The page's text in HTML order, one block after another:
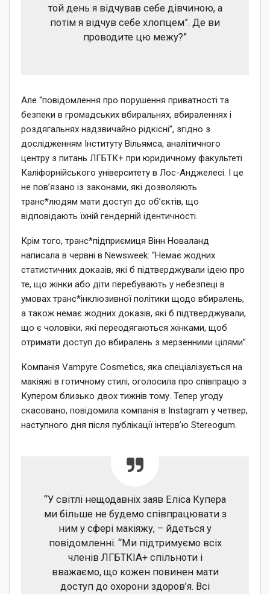
той день я відчував себе дівчиною, а
потім я відчув себе хлопцем”. Де ви
проводите цю межу?”
Але “повідомлення про порушення приватності та
безпеки в громадських вбиральнях, вбираленнях і
роздягальнях надзвичайно рідкісні”, згідно з
дослідженням Інституту Вільямса, аналітичного
центру з питань ЛГБТК+ при юридичному факультеті
Каліфорнійського університету в Лос-Анджелесі. І це
не пов’язано із законами, які дозволяють
транс*людям мати доступ до об’єктів, що
відповідають їхній гендерній ідентичності.
Крім того, транс*підприємиця Вінн Новаланд
написала в червні в Newsweek: “Немає жодних
статистичних доказів, які б підтверджували ідею про
те, що жінки або діти перебувають у небезпеці в
умовах транс*інклюзивної політики щодо вбиралень,
а також немає жодних доказів, які б підтверджували,
що є чоловіки, які переодягаються жінками, щоб
отримати доступ до вбиралень з мерзенними цілями”.
Компанія Vampyre Cosmetics, яка спеціалізується на
макіяжі в готичному стилі, оголосила про співпрацю з
Купером близько двох тижнів тому. Тепер угоду
скасовано, повідомила компанія в Instagram у четвер,
наступного дня після публікації інтерв’ю Stereogum.
“У світлі нещодавніх заяв Еліса Купера
ми більше не будемо співпрацювати з
ним у сфері макіяжу, – йдеться у
повідомленні. “Ми підтримуємо всіх
членів ЛГБТКІА+ спільноти і
вважаємо, що кожен повинен мати
доступ до охорони здоров’я. Всі